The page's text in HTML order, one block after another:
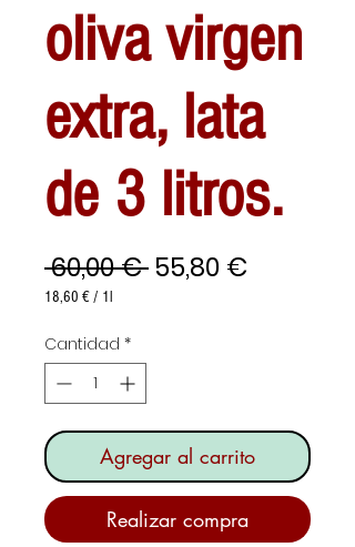
oliva virgen
extra, lata
de 3 litros.
60,00 € Precio
55,80 €
18,60 €/ 1l
por
1
Litro
Cantidad *
Agregar al carrito
Realizar compra